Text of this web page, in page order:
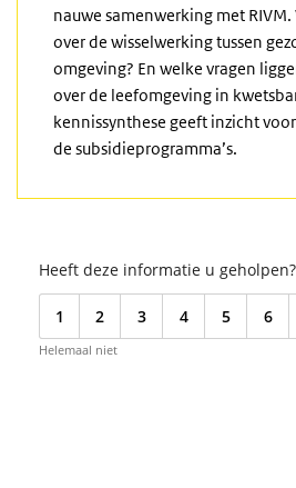
nauwe samenwerking met
over de wisselwerking tussen
omgeving? En welke vragen
over de leefomgeving in
kennissynthese geeft inzicht
de subsidieprogramma’s.
Heeft deze informatie u geholpen?
1 2 3 4 5 6
Helemaal niet